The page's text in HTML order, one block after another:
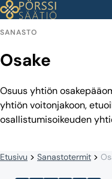
Siirry
sisältöön
SANASTO
Osake
Osuus yhtiön
yhtiön voitonjakoon,
osallistumisoikeuden
Etusivu Sanastotermit